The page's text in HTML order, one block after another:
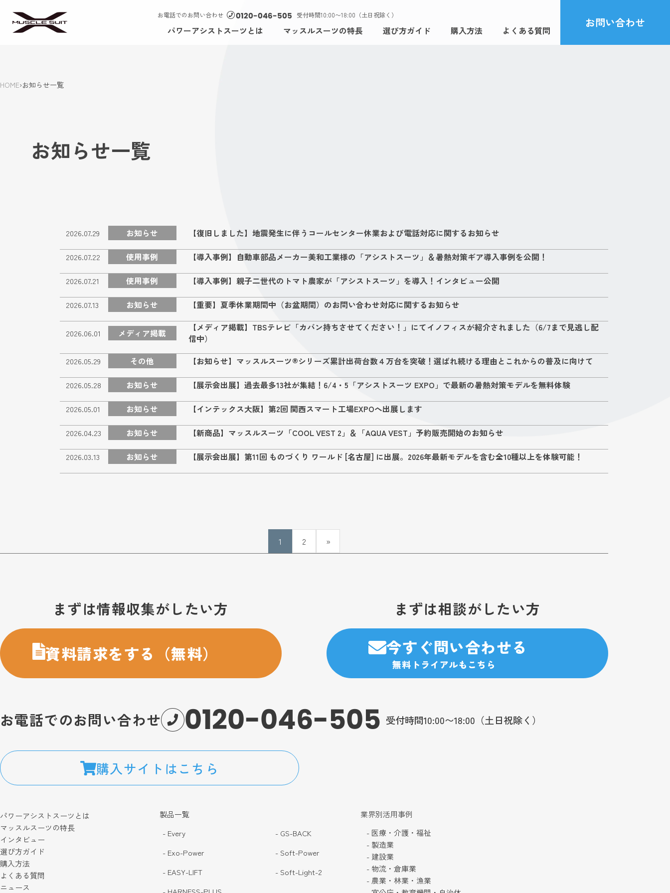
お電話でのお問い合わせ 0120-046-505 受付時間10:00〜18:00（土日祝除く）
パワーアシストスーツとは マッスルスーツの特長 選び方ガイド 購入方法 よくある質問
お問い合わせ
HOME›お知らせ一覧
お知らせ一覧
2026.07.29 お知らせ 【復旧しました】地震発生に伴うコールセンター休業および電話対応に関するお知らせ
2026.07.22 使用事例 【導入事例】自動車部品メーカー美和工業様の「アシストスーツ」＆暑熱対策ギア導入事例を公開！
2026.07.21 使用事例 【導入事例】親子二世代のトマト農家が「アシストスーツ」を導入！インタビュー公開
2026.07.13 お知らせ 【重要】夏季休業期間中（お盆期間）のお問い合わせ対応に関するお知らせ
2026.06.01 メディア掲載
【メディア掲載】TBSテレビ「カバン持ちさせてください！」にてイノフィスが紹介されました（6/7まで見逃し配
信中）
2026.05.29 その他 【お知らせ】マッスルスーツ®シリーズ累計出荷台数４万台を突破！選ばれ続ける理由とこれからの普及に向けて
2026.05.28 お知らせ 【展示会出展】過去最多13社が集結！6/4・5「アシストスーツ EXPO」で最新の暑熱対策モデルを無料体験
2026.05.01 お知らせ 【インテックス大阪】第2回 関西スマート工場EXPOへ出展します
2026.04.23 お知らせ 【新商品】マッスルスーツ「COOL VEST 2」＆「AQUA VEST」予約販売開始のお知らせ
2026.03.13 お知らせ 【展示会出展】第11回 ものづくり ワールド [名古屋] に出展。2026年最新モデルを含む全10種以上を体験可能！
1 2
»
まずは情報収集がしたい方
資料請求をする（無料）
まずは相談がしたい方
今すぐ問い合わせる
無料トライアルもこちら
お電話でのお問い合わせ 0120-046-505 受付時間10:00〜18:00（土日祝除く）
購入サイトはこちら
パワーアシストスーツとは
マッスルスーツの特長
インタビュー
選び方ガイド
購入方法
よくある質問
ニュース
製品一覧
- Every
- Exo-Power
- EASY-LIFT
- GS-BACK
- Soft-Power
- Soft-Light-2
業界別活用事例
- 医療・介護・福祉
- 製造業
- 建設業
- 物流・倉庫業
- 農業・林業・漁業